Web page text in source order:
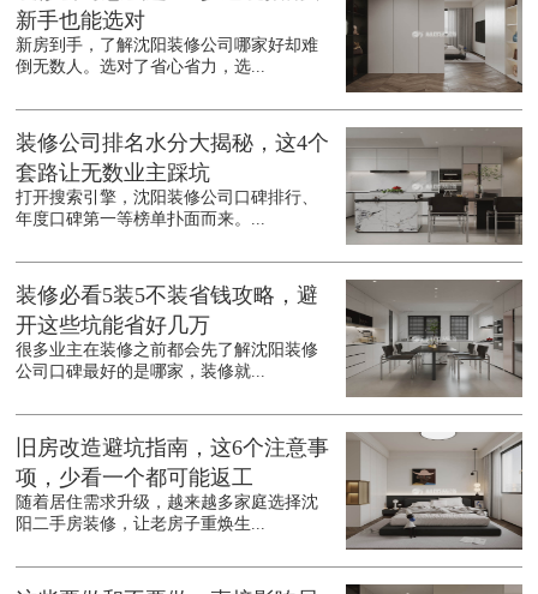
新手也能选对
新房到手，了解沈阳装修公司哪家好却难
倒无数人。选对了省心省力，选...
装修公司排名水分大揭秘，这4个
套路让无数业主踩坑
打开搜索引擎，沈阳装修公司口碑排行、
年度口碑第一等榜单扑面而来。...
装修必看5装5不装省钱攻略，避
开这些坑能省好几万
很多业主在装修之前都会先了解沈阳装修
公司口碑最好的是哪家，装修就...
旧房改造避坑指南，这6个注意事
项，少看一个都可能返工
随着居住需求升级，越来越多家庭选择沈
阳二手房装修，让老房子重焕生...